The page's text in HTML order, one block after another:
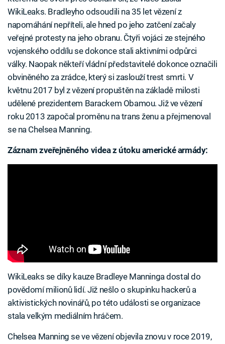
WikiLeaks. Bradleyho odsoudili na 35 let vězení z
napomáhání nepříteli, ale hned po jeho zatčení začaly
veřejné protesty na jeho obranu. Čtyři vojáci ze stejného
vojenského oddílu se dokonce stali aktivními odpůrci
války. Naopak někteří vládní představitelé dokonce označili
obviněného za zrádce, který si zaslouží trest smrti. V
květnu 2017 byl z vězení propuštěn na základě milosti
udělené prezidentem Barackem Obamou. Již ve vězení
roku 2013 započal proměnu na trans ženu a přejmenoval
se na Chelsea Manning.
Záznam zveřejněného videa z útoku americké armády:
WikiLeaks se díky kauze Bradleye Manninga dostal do
povědomí milionů lidí. Již nešlo o skupinku hackerů a
aktivistických novinářů, po této události se organizace
stala velkým mediálním hráčem.
Chelsea Manning se ve vězení objevila znovu v roce 2019,